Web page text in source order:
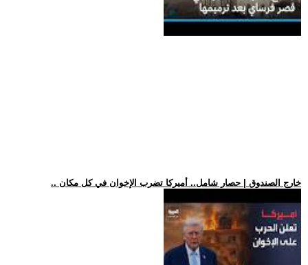
.. خارج الصندوق | حصار شامل.. أميركا تضرب الإخوان في كل مكان